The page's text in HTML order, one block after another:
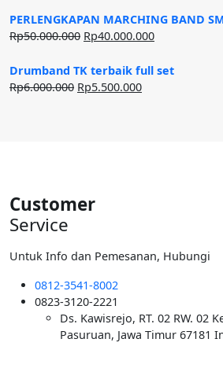
adalah:
Rp20.000.000.
ini
adalah:
PERLENGKAPAN MARCHING BAND
Rp50.000.000 Harga
adalah:
Rp50.000.000.
Rp40.000.000Harga
ini
Drumband TK terbaik full set
Rp6.000.000 Harga
Rp5.500.000Harga
Customer
Service
Untuk Info dan Pemesanan, Hubungi
0812-3541-8002
0823-3120-2221
Ds. Kawisrejo, RT. 02 RW. 02
Pasuruan, Jawa Timur 67181